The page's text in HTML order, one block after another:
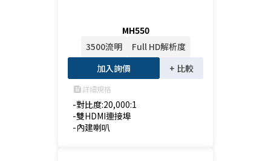
MH550
3500流明
Full HD解析度
加入詢價
+ 比較
feed詳細規格
-對比度:20,000:1
-雙HDMI連接埠
-內建喇叭